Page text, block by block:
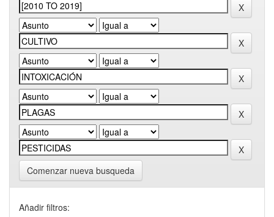
Comenzar nueva busqueda
Añadir filtros: